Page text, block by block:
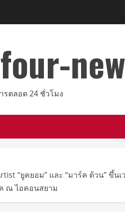
รตลอด 24 ชั่วโมง
“ยูคยอม” และ “มาร์ค ต้วน” ขึ้น
ณ ไอคอนสยาม